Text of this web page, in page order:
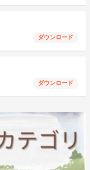
ダウンロード
ダウンロード